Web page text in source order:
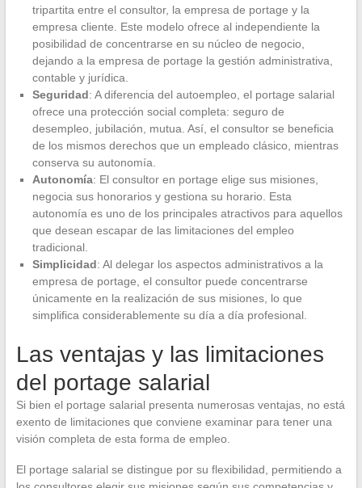
tripartita entre el consultor, la empresa de portage y la
empresa cliente. Este modelo ofrece al independiente la
posibilidad de concentrarse en su núcleo de negocio,
dejando a la empresa de portage la gestión administrativa,
contable y jurídica.
Seguridad: A diferencia del autoempleo, el portage salarial
ofrece una protección social completa: seguro de
desempleo, jubilación, mutua. Así, el consultor se beneficia
de los mismos derechos que un empleado clásico, mientras
conserva su autonomía.
Autonomía: El consultor en portage elige sus misiones,
negocia sus honorarios y gestiona su horario. Esta
autonomía es uno de los principales atractivos para aquellos
que desean escapar de las limitaciones del empleo
tradicional.
Simplicidad: Al delegar los aspectos administrativos a la
empresa de portage, el consultor puede concentrarse
únicamente en la realización de sus misiones, lo que
simplifica considerablemente su día a día profesional.
Las ventajas y las limitaciones
del portage salarial
Si bien el portage salarial presenta numerosas ventajas, no está
exento de limitaciones que conviene examinar para tener una
visión completa de esta forma de empleo.
El portage salarial se distingue por su flexibilidad, permitiendo a